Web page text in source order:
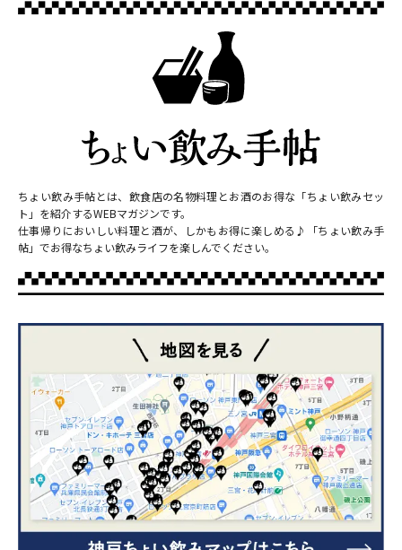
ちょい飲み手帖とは、飲食店の名物料理とお酒のお得な「ちょい飲みセッ
ト」を紹介するWEBマガジンです。
仕事帰りにおいしい料理と酒が、しかもお得に楽しめる♪「ちょい飲み手
帖」でお得なちょい飲みライフを楽しんでください。